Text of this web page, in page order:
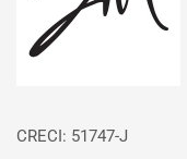
CRECI: 51747-J